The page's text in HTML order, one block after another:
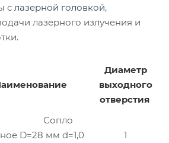
с лазерной головкой,
лазерного излучения и
Диаметр
выходного
отверстия
D=28 мм d=1,0
1